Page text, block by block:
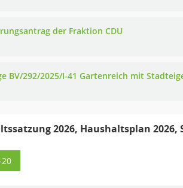
der Fraktion CDU
BV/292/2025/I-41 Gartenreich mit
2026, Haushaltsplan 2026,